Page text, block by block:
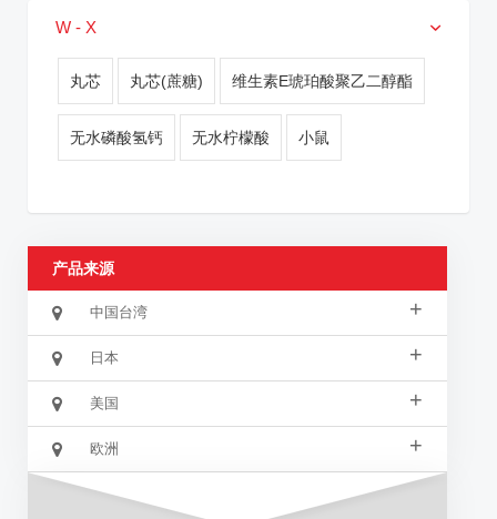
W - X
丸芯 丸芯(蔗糖) 维生素E琥珀酸聚乙二醇酯
无水磷酸氢钙 无水柠檬酸 小鼠
产品来源
中国台湾 +
日本 +
美国 +
欧洲 +